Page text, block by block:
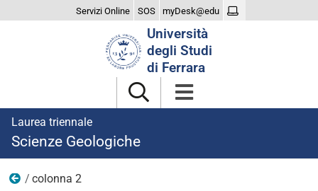
Servizi Online SOS myDesk@edu
Università
degli Studi
di Ferrara
Laurea triennale
Scienze Geologiche
Iscriversi
colonna 2